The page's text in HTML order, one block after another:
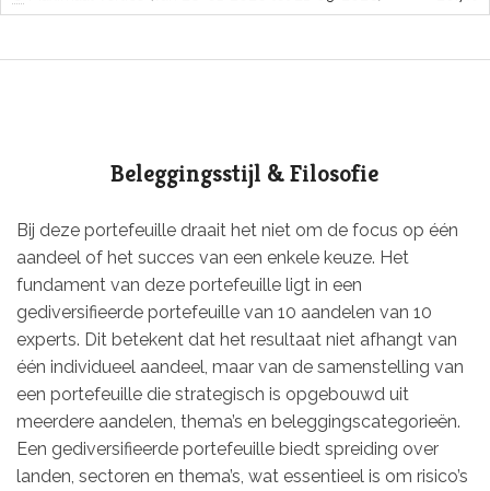
Beleggingsstijl & Filosofie
Bij deze portefeuille draait het niet om de focus op één
aandeel of het succes van een enkele keuze. Het
fundament van deze portefeuille ligt in een
gediversifieerde portefeuille van 10 aandelen van 10
experts. Dit betekent dat het resultaat niet afhangt van
één individueel aandeel, maar van de samenstelling van
een portefeuille die strategisch is opgebouwd uit
meerdere aandelen, thema’s en beleggingscategorieën.
Een gediversifieerde portefeuille biedt spreiding over
landen, sectoren en thema’s, wat essentieel is om risico’s